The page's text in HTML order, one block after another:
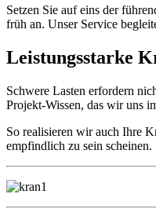
Setzen Sie auf eins der
früh an. Unser Service
Leistungsstarke
Schwere Lasten erfordern
Projekt-Wissen, das wir uns
So realisieren wir auch Ihre
empfindlich zu sein scheinen.